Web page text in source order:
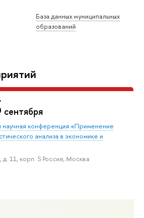
База данных муниципальных
образований
сентября
конференция «Применение
анализа в экономике и
11, корп. S Россия, Москва